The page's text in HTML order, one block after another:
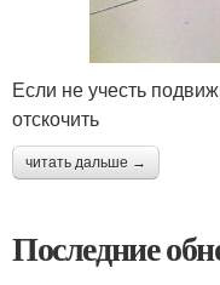
Если не учесть
отскочить
читать дальше →
Последние